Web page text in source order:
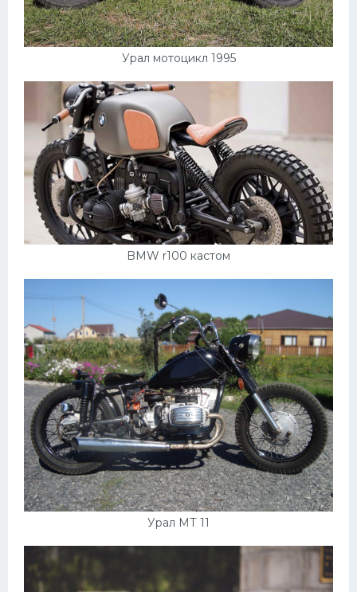
Урал мотоцикл 1995
BMW r100 кастом
Урал МТ 11